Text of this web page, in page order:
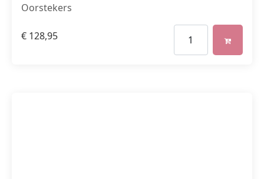
Oorstekers
€ 128,95